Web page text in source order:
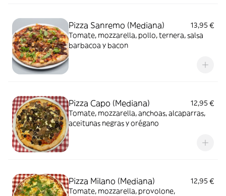
Pizza Sanremo (Mediana)
13,95 €
Tomate, mozzarella, pollo, ternera, salsa
barbacoa y bacon
Pizza Capo (Mediana)
12,95 €
Tomate, mozzarella, anchoas, alcaparras,
aceitunas negras y orégano
Pizza Milano (Mediana)
12,95 €
Tomate, mozzarella, provolone,